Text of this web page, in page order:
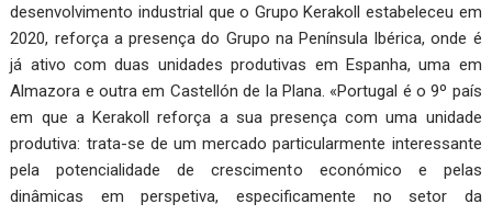
desenvolvimento industrial que o Grupo Kerakoll estabeleceu em
2020, reforça a presença do Grupo na Península Ibérica, onde é
já ativo com duas unidades produtivas em Espanha, uma em
Almazora e outra em Castellón de la Plana. «Portugal é o 9º país
em que a Kerakoll reforça a sua presença com uma unidade
produtiva: trata-se de um mercado particularmente interessante
pela potencialidade de crescimento económico e pelas
dinâmicas em perspetiva, especificamente no setor da